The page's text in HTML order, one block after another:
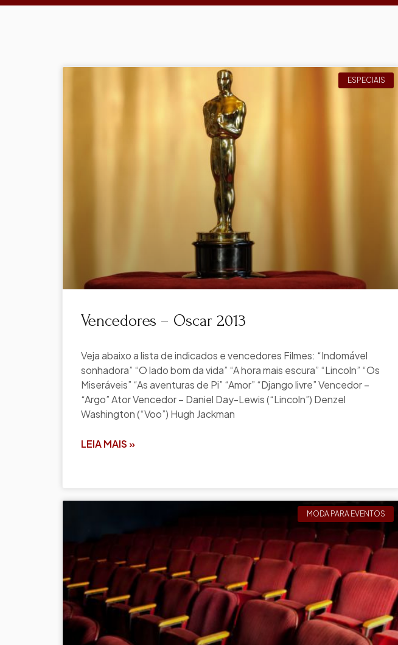
ESPECIAIS
Vencedores – Oscar 2013
Veja abaixo a lista de indicados e vencedores Filmes: “Indomável
sonhadora” “O lado bom da vida” “A hora mais escura” “Lincoln” “Os
Miseráveis” “As aventuras de Pi” “Amor” “Django livre” Vencedor –
“Argo” Ator Vencedor – Daniel Day-Lewis (“Lincoln”) Denzel
Washington (“Voo”) Hugh Jackman
LEIA MAIS »
MODA PARA EVENTOS